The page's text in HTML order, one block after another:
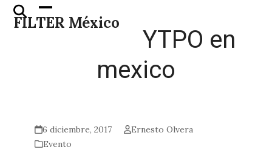
Skip
FILTER México
Open
mobile
Close
mobile
YTPO en
mexico
6 diciembre, 2017
Ernesto Olvera
Evento